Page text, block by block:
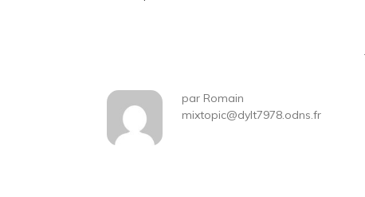
par Romain
mixtopic@dylt7978.odns.fr